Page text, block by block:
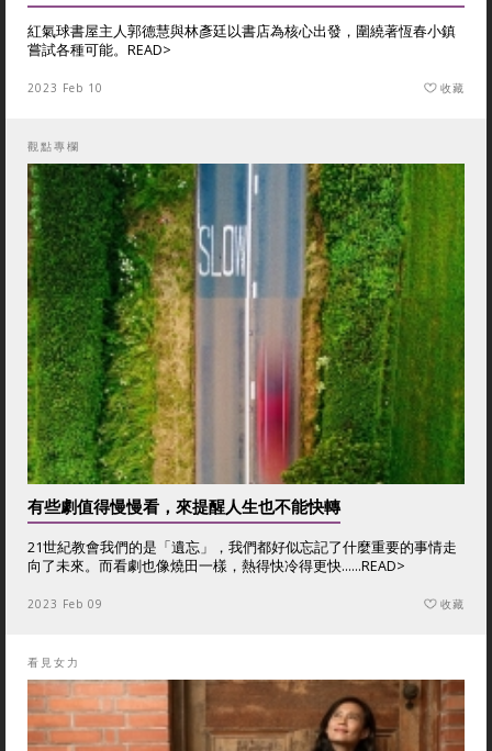
紅氣球書屋主人郭德慧與林彥廷以書店為核心出發，圍繞著恆春小鎮
嘗試各種可能。 READ>
2023 Feb 10 收藏
觀點專欄
有些劇值得慢慢看，來提醒人生也不能快轉
21世紀教會我們的是「遺忘」，我們都好似忘記了什麼重要的事情走
向了未來。而看劇也像燒田一樣，熱得快冷得更快......READ>
2023 Feb 09 收藏
看見女力